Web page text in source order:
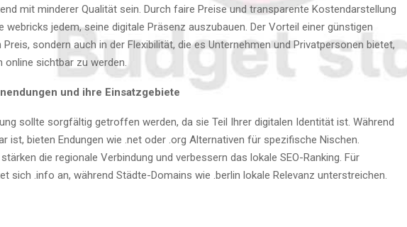
mit minderer Qualität sein. Durch faire Preise und transparente Kostendarstellung
webricks jedem, seine digitale Präsenz auszubauen. Der Vorteil einer günstigen
sondern auch in der Flexibilität, die es Unternehmen und Privatpersonen bietet,
sichtbar zu werden.
und ihre Einsatzgebiete
sollte sorgfältig getroffen werden, da sie Teil Ihrer digitalen Identität ist. Während
ist, bieten Endungen wie .net oder .org Alternativen für spezifische Nischen.
die regionale Verbindung und verbessern das lokale SEO-Ranking. Für
sich .info an, während Städte-Domains wie .berlin lokale Relevanz unterstreichen.